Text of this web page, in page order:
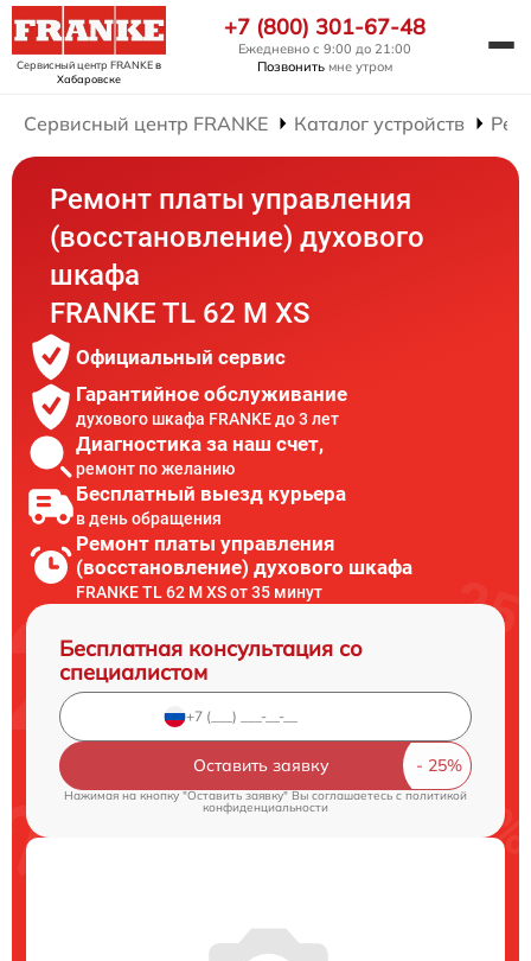
Сервисный центр FRANKEв
Хабаровске
+7 (800) 301-67-48
Ежедневно с 9:00 до 21:00
Позвонить мне утром
Сервисный центр FRANKE Каталог устройств
Ремонт платы управления
(восстановление) духового
шкафа
FRANKE TL 62 M XS
Официальный сервис
Гарантийное обслуживание
духового шкафа FRANKE до 3 лет
Диагностика за наш счет,
ремонт по желанию
Бесплатный выезд курьера
в день обращения
Ремонт платы управления
(восстановление) духового шкафа
FRANKE TL 62 M XS от 35 минут
Бесплатная консультация со
специалистом
Оставить заявку
Нажимая на кнопку "Оставить заявку" Вы соглашаетесь cполитикой
конфиденциальности